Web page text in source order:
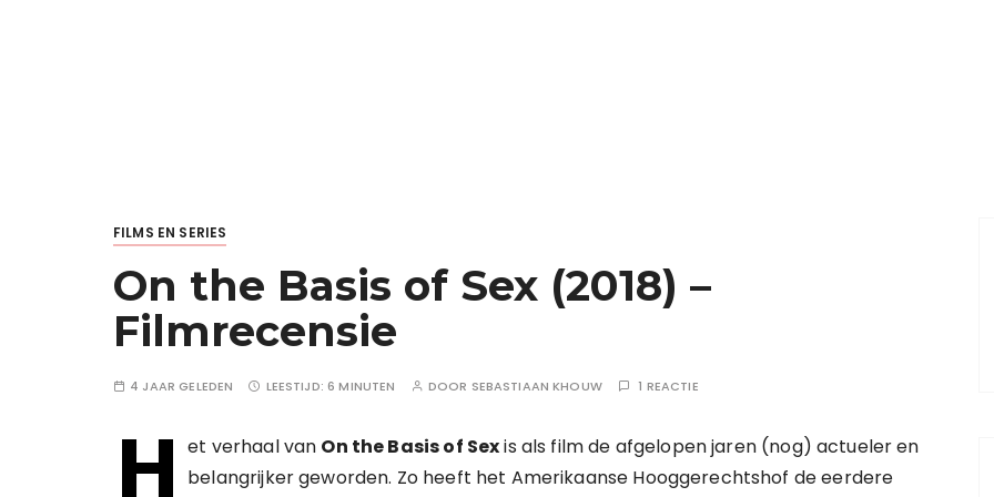
FILMS EN SERIES
On the Basis of Sex (2018) –
Filmrecensie
4 JAAR GELEDEN LEESTIJD:6 MINUTEN DOOR SEBASTIAAN KHOUW 1 REACTIE
H et verhaal van On the Basis of Sexis als film de afgelopen jaren (nog) actueler en
belangrijker geworden. Zo heeft het Amerikaanse Hooggerechtshof de eerdere